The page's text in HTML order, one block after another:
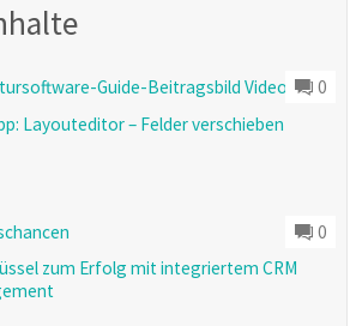
0
Layouteditor – Felder verschieben
0
zum Erfolg mit integriertem CRM